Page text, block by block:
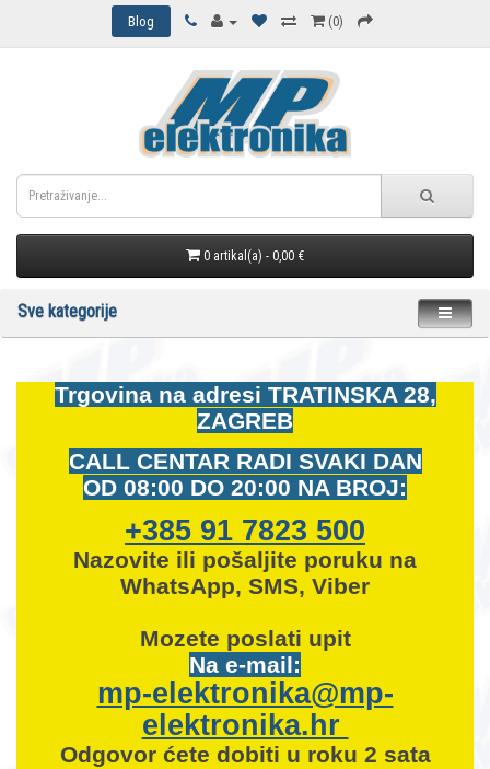
Blog (0)
0 artikal(a) - 0,00 €
Sve kategorije
Trgovina na adresi TRATINSKA 28,
ZAGREB
CALL CENTAR RADI SVAKI DAN
OD 08:00 DO 20:00 NA BROJ:
+385 91 7823 500
Nazovite ili pošaljite poruku na
WhatsApp, SMS, Viber
Mozete poslati upit
Na e-mail:
mp-elektronika@mp-
elektronika.hr
Odgovor ćete dobiti u roku 2 sata